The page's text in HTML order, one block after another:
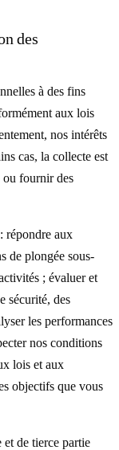
des
à des fins
aux lois
nos intérêts
cas, la collecte est
ou fournir des
répondre aux
de plongée sous-
; évaluer et
sécurité, des
les performances
nos conditions
lois et aux
objectifs que vous
de tierce partie